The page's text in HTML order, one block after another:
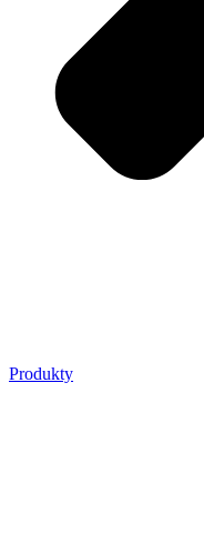
Produkty